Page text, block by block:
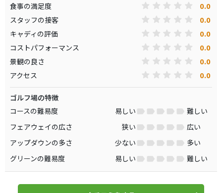
食事の満足度 0.0
スタッフの接客 0.0
キャディの評価 0.0
コストパフォーマンス 0.0
景観の良さ 0.0
アクセス 0.0
ゴルフ場の特徴
コースの難易度
易しい
難しい
フェアウェイの広さ
狭い
広い
アップダウンの多さ
少ない
多い
グリーンの難易度
易しい 難しい